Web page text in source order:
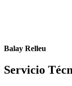
Balay Relleu
Servicio